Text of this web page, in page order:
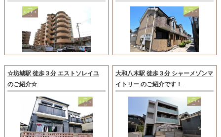
☆坊城駅 徒歩３分 エストソレイユ
のご紹介☆
大和八木駅 徒歩３分 シャーメゾンマ
イトリー のご紹介です！